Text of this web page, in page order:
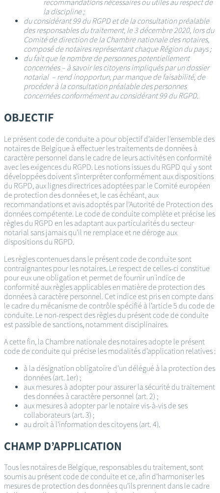
recommandations nécessaires ou utiles au respect de
la discipline ;
du considérant 99 du RGPD et de la consultation préalable
des responsables du traitement, le 3 décembre 2020, lors du
Comité de direction de la Chambre nationale des notaires,
composé de notaires représentant chaque Région du pays ;
du fait que le nombre de personnes potentiellement
concernées – à savoir les citoyens impliqués par un dossier
notarial – rend inopportun, par manque de faisabilité, de
procéder à la consultation préalable des personnes
concernées conformément au considérant 99 du RGPD.
OBJECTIF
Le présent code de conduite a pour objectif d’aider l’ensemble des
notaires de Belgique à effectuer les traitements de données à
caractère personnel dans le cadre de leurs activités en conformité
avec les exigences du RGPD. Les notions issues du RGPD qui y sont
développées doivent s’interpréter conformément aux dispositions
du RGPD, aux lignes directrices adoptées par le Comité européen
de protection des données et, le cas échéant, aux
recommandations et avis adoptés par l’Autorité de Protection des
données compétente. Le code de conduite complète et précise les
règles du RGPD en les adaptant aux particularités du secteur
notarial sans jamais qu’il ne remplace et ne déroge aux
dispositions du RGPD.
Les règles contenues dans le présent code de conduite sont
contraignantes pour les notaires. Le respect de celles-ci constitue
pour eux une obligation et permet de fournir un indice de
conformité aux règles applicables en matière de protection des
données à caractère personnel. Cet indice est pris en compte dans
le cadre du mécanisme de contrôle spécifié à l’article 5 du code de
conduite. Le non-respect des règles du présent code de conduite
est passible de sanctions, notamment disciplinaires.
A cette fin, la Chambre nationale des notaires adopte le présent
code de conduite qui précise les modalités d’application relatives :
à la désignation obligatoire d’un délégué à la protection des
données (art. 1er) ;
aux mesures à adopter pour assurer la sécurité du traitement
des données à caractère personnel (art. 2) ;
aux mesures à adopter par le notaire vis-à-vis de ses
collaborateurs (art. 3) ;
au droit à l’information des citoyens (art. 4).
CHAMP D’APPLICATION
Tous les notaires de Belgique, responsables du traitement, sont
soumis au présent code de conduite et ce, afin d’harmoniser les
mesures de protection des données qu’ils prennent dans le cadre